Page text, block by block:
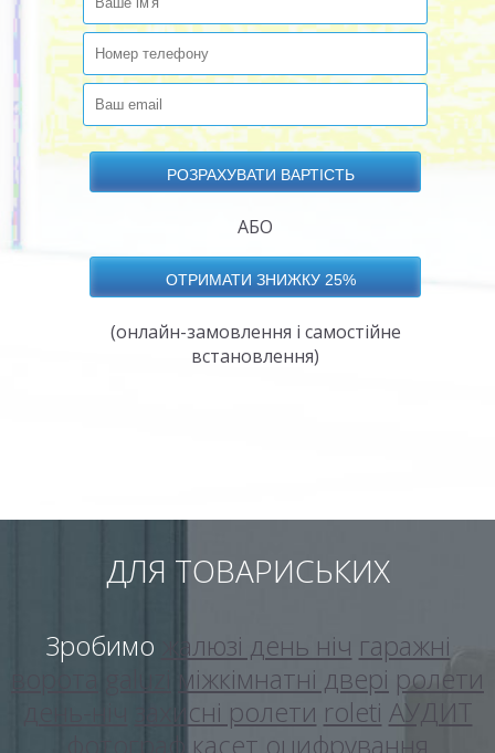
АБО
(онлайн-замовлення і самостійне
встановлення)
ДЛЯ ТОВАРИСЬКИХ
Зробимо жалюзі день ніч гаражні
galuzi міжкімнатні двері ролети
захисні ролети roleti АУДИТ
фотограф касет оцифрування